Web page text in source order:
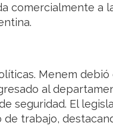
comercialmente a
Menem
al
seguridad. El
trabajo,